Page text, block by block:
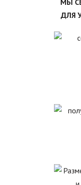
ДЛЯ